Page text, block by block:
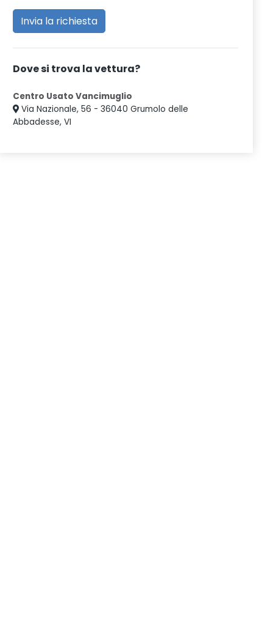
Dove si trova la vettura?
Centro Usato Vancimuglio
Via Nazionale, 56 - 36040 Grumolo delle
Abbadesse, VI